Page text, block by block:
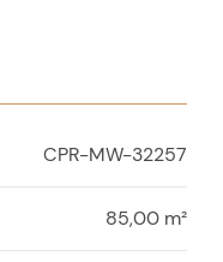
CPR-MW-32257
85,00 m²